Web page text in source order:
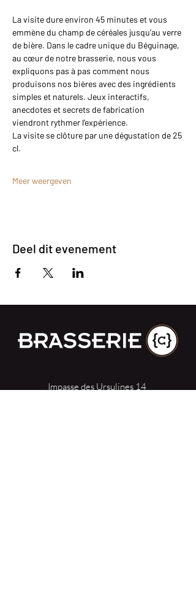
La visite dure environ 45 minutes et vous
emmène du champ de céréales jusqu’au verre
de bière. Dans le cadre unique du Béguinage,
au cœur de notre brasserie, nous vous
expliquons pas à pas comment nous
produisons nos bières avec des ingrédients
simples et naturels. Jeux interactifs,
anecdotes et secrets de fabrication
viendront rythmer l’expérience.
La visite se clôture par une dégustation de 25
cl.
Meer weergeven
Deel dit evenement
Impasse des Ursulines 14